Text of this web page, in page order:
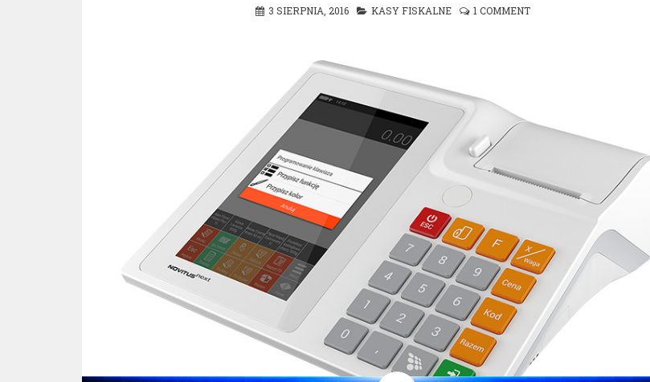
3 SIERPNIA, 2016 KASY FISKALNE 1 COMMENT